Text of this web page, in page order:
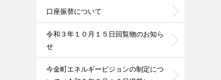
口座振替について
令和３年１０月１５日回覧物のお知ら
せ
今金町エネルギービジョンの制定につ